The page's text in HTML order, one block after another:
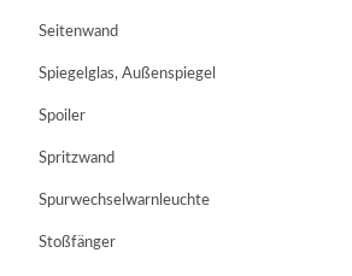
Seitenwand
Spiegelglas, Außenspiegel
Spoiler
Spritzwand
Spurwechselwarnleuchte
Stoßfänger